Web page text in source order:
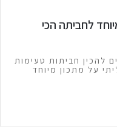
לחביתה הכי
להכין חביתות טעימות
על מתכון מיוחד